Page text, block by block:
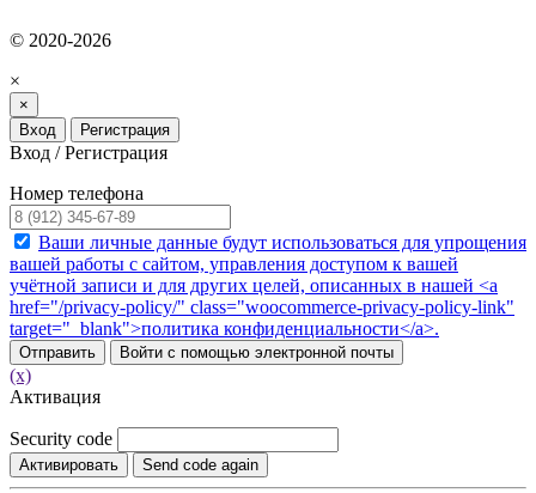
© 2020-2026
×
×
Вход
Регистрация
Вход / Регистрация
Номер телефона
Ваши личные данные будут использоваться для упрощения
вашей работы с сайтом, управления доступом к вашей
учётной записи и для других целей, описанных в нашей <a
href="/privacy-policy/" class="woocommerce-privacy-policy-link"
target="_blank">политика конфиденциальности</a>.
Отправить Войти с помощью электронной почты
(x)
Активация
Security code
Активировать Send code again